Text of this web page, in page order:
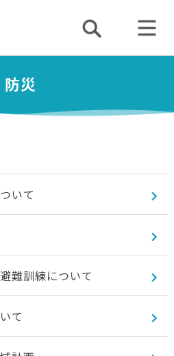
防災
いて
難訓練について
て